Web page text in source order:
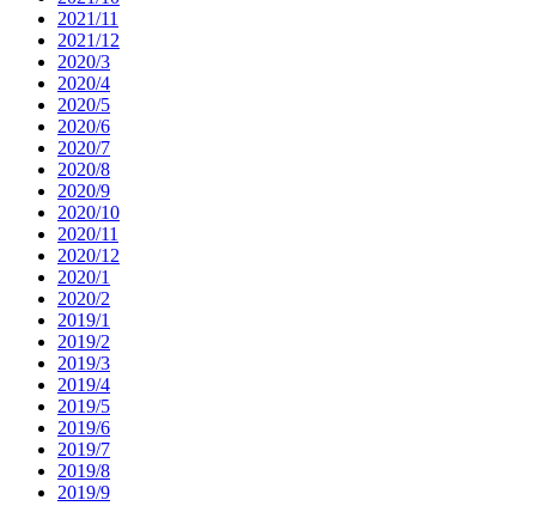
2021/11
2021/12
2020/3
2020/4
2020/5
2020/6
2020/7
2020/8
2020/9
2020/10
2020/11
2020/12
2020/1
2020/2
2019/1
2019/2
2019/3
2019/4
2019/5
2019/6
2019/7
2019/8
2019/9